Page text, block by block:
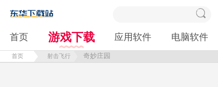
首页 游戏下载 应用软件 电脑软件
首页 射击飞行 奇妙庄园